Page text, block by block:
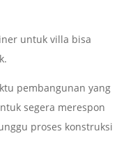
untuk villa bisa
pembangunan yang
segera merespon
proses konstruksi